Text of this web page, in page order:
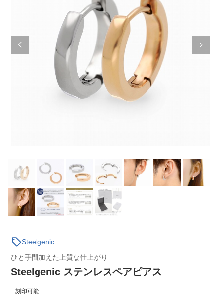
sellSteelgenic
ひと手間加えた上質な仕上がり
Steelgenic ステンレスペアピアス
刻印可能